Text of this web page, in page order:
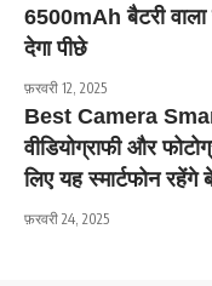
6500mAh बैटरी वाला
देगा पीछे
फ़रवरी 12, 2025
Best Camera
वीडियोग्राफी और
लिए यह स्मार्टफोन
फ़रवरी 24, 2025